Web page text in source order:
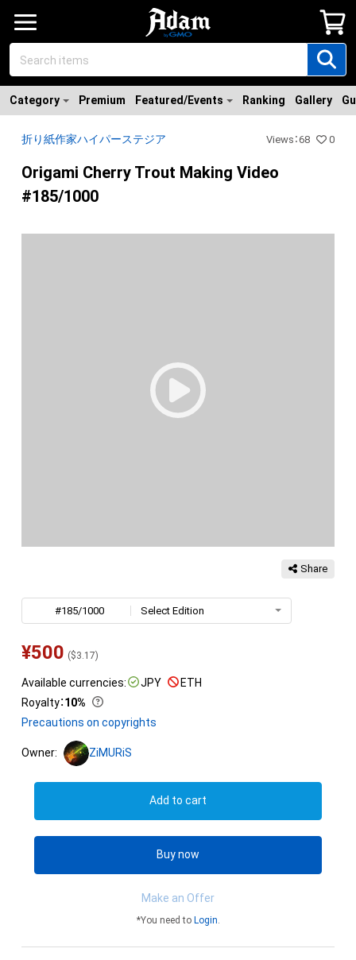
Category Premium Featured/Events Ranking Gallery
折り紙作家ハイパーステジア Views ：68 0
Origami Cherry Trout Making Video
#185/1000
Share
#185/1000 Select Edition
¥500 ($3.17)
Available currencies: JPY
ETH
Royalty：10%
Precautions on copyrights
Owner: ZiMURiS
Add to cart
Buy now
Make an Offer
*You need to Login.